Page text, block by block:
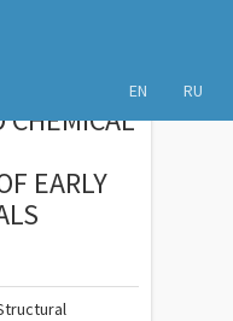
EN RU
CHEMICAL
EARLY